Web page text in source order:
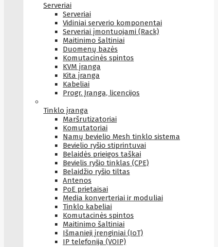
Serveriai
Serveriai
Vidiniai serverio komponentai
Serveriai įmontuojami (Rack)
Maitinimo šaltiniai
Duomenų bazės
Komutacinės spintos
KVM įranga
Kita įranga
Kabeliai
Progr. Įranga, licencijos
Tinklo įranga
Maršrutizatoriai
Komutatoriai
Namų bevielio Mesh tinklo sistema
Bevielio ryšio stiprintuvai
Belaidės prieigos taškai
Bevielis ryšio tinklas (CPE)
Belaidžio ryšio tiltas
Antenos
PoE prietaisai
Media konverteriai ir moduliai
Tinklo kabeliai
Komutacinės spintos
Maitinimo šaltiniai
Išmanieji įrenginiai (IoT)
IP telefonija (VOIP)